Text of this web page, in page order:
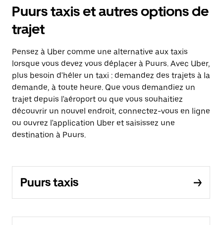
Puurs taxis et autres options de
trajet
Pensez à Uber comme une alternative aux taxis
lorsque vous devez vous déplacer à Puurs. Avec Uber,
plus besoin d'héler un taxi : demandez des trajets à la
demande, à toute heure. Que vous demandiez un
trajet depuis l'aéroport ou que vous souhaitiez
découvrir un nouvel endroit, connectez-vous en ligne
ou ouvrez l'application Uber et saisissez une
destination à Puurs.
Puurs taxis